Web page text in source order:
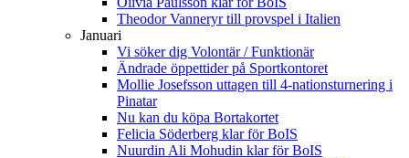
Theodor Vanneryr till provspel i Italien
Januari
Vi söker dig Volontär / Funktionär
Ändrade öppettider på Sportkontoret
Mollie Josefsson uttagen till 4-nationsturnering i
Pinatar
Nu kan du köpa Bortakortet
Felicia Söderberg klar för BoIS
Nuurdin Ali Mohudin klar för BoIS